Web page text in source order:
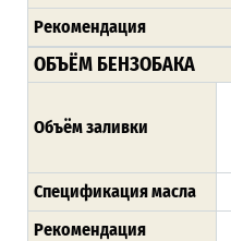
Рекомендация
ОБЪЁМ БЕНЗОБАКА
Объём заливки
Спецификация масла
Рекомендация